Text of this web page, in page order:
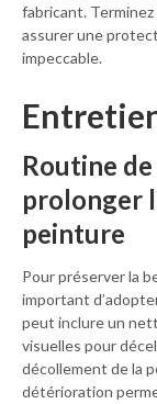
fabricant.
assurer une
impeccable.
Routine
prolonger
peinture
Pour préserver la
important
peut inclure un
visuelles pour
décollement de la
détérioration